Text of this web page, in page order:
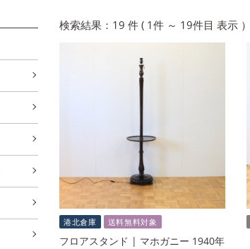
検索結果：19 件 ( 1件 ～ 19件目 表示 ）
港北倉庫 送料無料対象
フロアスタンド | マホガニー 1940年